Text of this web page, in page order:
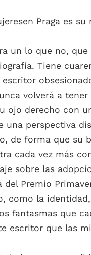
Praga es
un lo que no,
Tiene
volverá a
ojo derecho con
una perspectiva
de forma que su
cada vez más
sobre las
Premio
como la
fantasmas que
escritor que las